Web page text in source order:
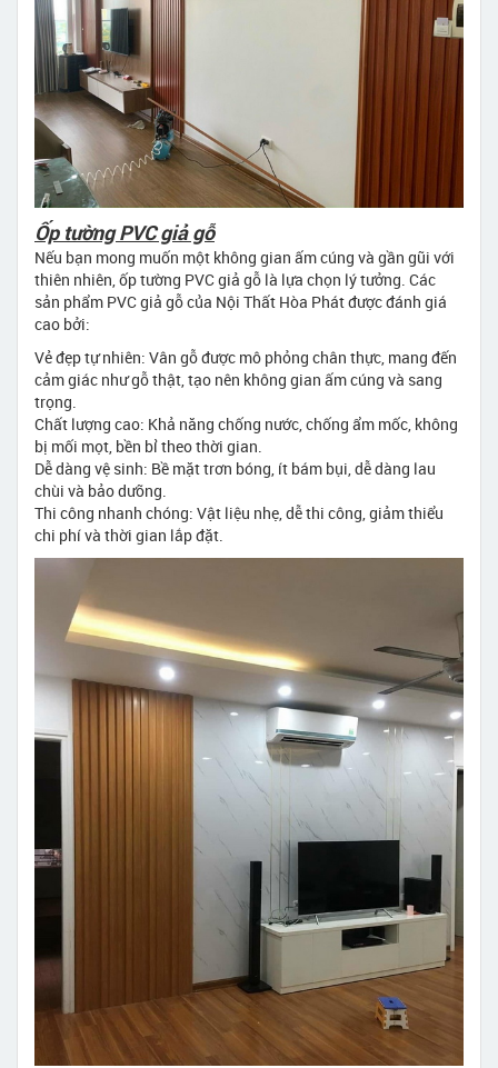
Ốp tường PVC giả gỗ
Nếu bạn mong muốn một không gian ấm cúng và gần gũi với
thiên nhiên, ốp tường PVC giả gỗ là lựa chọn lý tưởng. Các
sản phẩm PVC giả gỗ của Nội Thất Hòa Phát được đánh giá
cao bởi:
Vẻ đẹp tự nhiên: Vân gỗ được mô phỏng chân thực, mang đến
cảm giác như gỗ thật, tạo nên không gian ấm cúng và sang
trọng.
Chất lượng cao: Khả năng chống nước, chống ẩm mốc, không
bị mối mọt, bền bỉ theo thời gian.
Dễ dàng vệ sinh: Bề mặt trơn bóng, ít bám bụi, dễ dàng lau
chùi và bảo dưỡng.
Thi công nhanh chóng: Vật liệu nhẹ, dễ thi công, giảm thiểu
chi phí và thời gian lắp đặt.